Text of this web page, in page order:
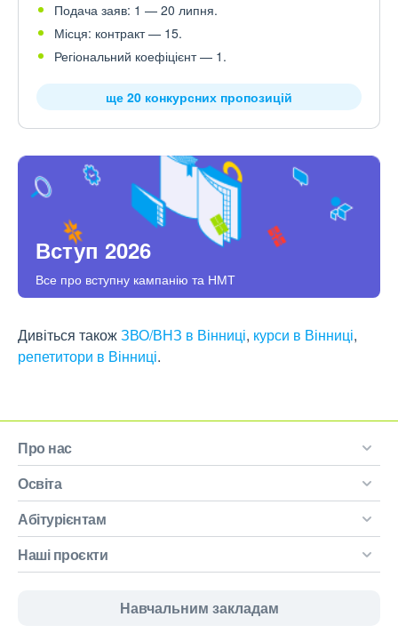
Подача заяв: 1 — 20 липня.
Місця: контракт — 15.
Регіональний коефіцієнт — 1.
ще 20 конкурсних пропозицій
Вступ 2026
Все про вступну кампанію та НМТ
Дивіться такожЗВО/ВНЗ в Вінниці, курси в Вінниці,
репетитори в Вінниці.
Про нас
Освіта
Абітурієнтам
Наші проєкти
Навчальним закладам